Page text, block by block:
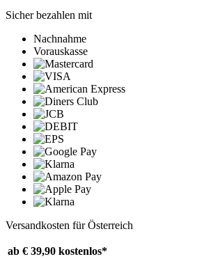
Sicher bezahlen mit
Nachnahme
Vorauskasse
Versandkosten für Österreich
ab € 39,90 kostenlos*